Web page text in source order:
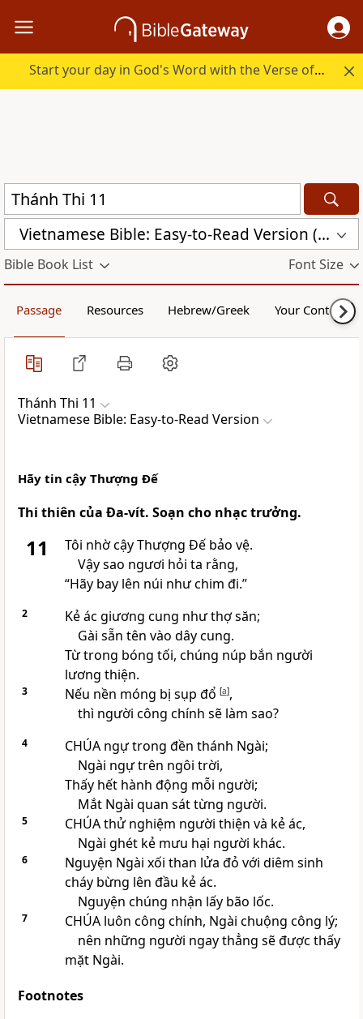
Start your day in God's Word with the Verse of the Day.
Vietnamese Bible: Easy-to-Read Version (BPT)
Bible Book List Font Size
Passage Resources Hebrew/Greek Your Content
Thánh Thi 11
Vietnamese Bible: Easy-to-Read Version
Hãy tin cậy Thượng Đế
Thi thiên của Đa-vít. Soạn cho nhạc trưởng.
11
Tôi nhờ cậy Thượng Đế bảo vệ.
Vậy sao ngươi hỏi ta rằng,
“Hãy bay lên núi như chim đi.”
2
Kẻ ác giương cung như thợ săn;
Gài sẵn tên vào dây cung.
Từ trong bóng tối, chúng núp bắn người
lương thiện.
3 Nếu nền móng bị sụp đổ [a],
thì người công chính sẽ làm sao?
4
CHÚA ngự trong đền thánh Ngài;
Ngài ngự trên ngôi trời,
Thấy hết hành động mỗi người;
Mắt Ngài quan sát từng người.
5
CHÚA thử nghiệm người thiện và kẻ ác,
Ngài ghét kẻ mưu hại người khác.
6
Nguyện Ngài xối than lửa đỏ với diêm sinh
cháy bừng lên đầu kẻ ác.
Nguyện chúng nhận lấy bão lốc.
7
CHÚA luôn công chính, Ngài chuộng công lý;
nên những người ngay thẳng sẽ được thấy
mặt Ngài.
Footnotes